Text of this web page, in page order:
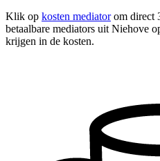
Klik op kosten mediatorom direct
betaalbare mediators uit Niehove
krijgen in de kosten.